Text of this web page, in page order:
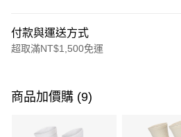
付款與運送方式
超取滿NT$1,500免運
信用卡一次付款
商品加價購 (9)